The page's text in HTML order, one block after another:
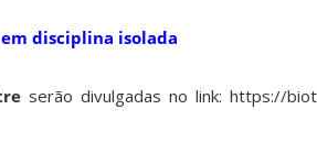
disciplina isolada
serão divulgadas no link: https://